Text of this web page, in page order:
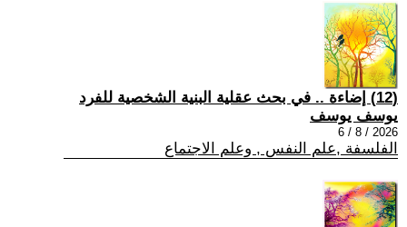
(12) إضاءة .. في بحث عقلية البنية الشخصية للفرد
يوسف يوسف
2026 / 8 / 6
الفلسفة ,علم النفس , وعلم الاجتماع